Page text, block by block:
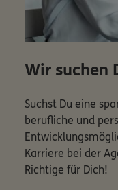
Wir suchen
Suchst Du eine
berufliche und
Karriere bei der
Richtige für Dich!